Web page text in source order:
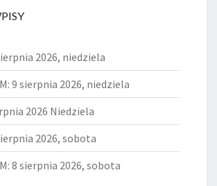
2026, niedziela
9 sierpnia 2026, niedziela
2026 Niedziela
2026, sobota
8 sierpnia 2026, sobota